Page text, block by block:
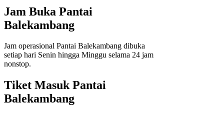
Jam Buka Pantai
Balekambang
Jam operasional Pantai Balekambang dibuka
setiap hari Senin hingga Minggu selama 24 jam
nonstop.
Tiket Masuk Pantai
Balekambang